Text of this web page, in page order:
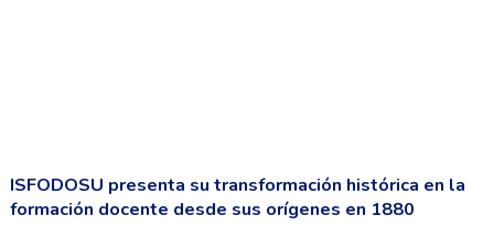
ISFODOSU presenta su transformación histórica en la
formación docente desde sus orígenes en 1880